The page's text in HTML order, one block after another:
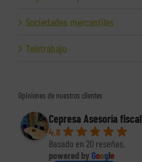
Sociedades mercantiles
Teletrabajo
Opiniones de nuestros clientes
Cepresa Asesoría fiscal
4.8
Basado en 20 reseñas.
powered by Google